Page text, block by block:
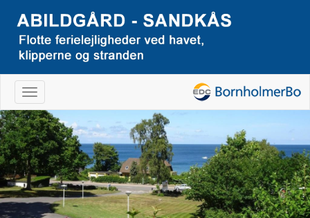
Navigation